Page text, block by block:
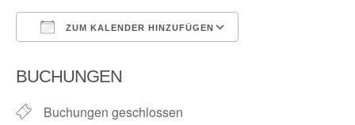
ZUM KALENDER HINZUFÜGEN
BUCHUNGEN
Buchungen geschlossen